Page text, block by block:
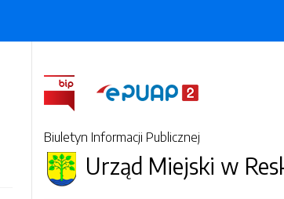
Biuletyn Informacji Publicznej
Urząd Miejski w